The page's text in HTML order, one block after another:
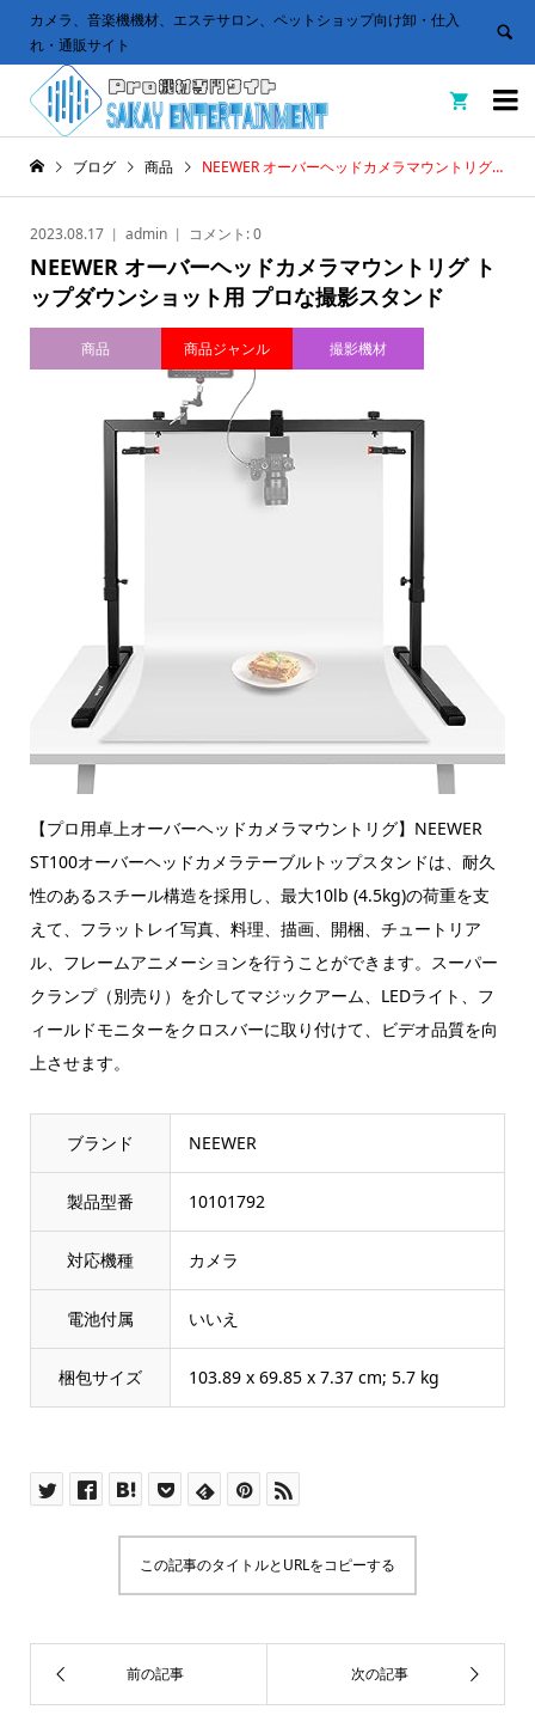
カメラ、音楽機機材、エステサロン、ペットショップ向け卸・仕入
れ・通販サイト


ブログ 商品 NEEWER オーバーヘッドカメラマウントリグ トップダウンショット用 プロな撮影スタンド
2023.08.17 admin コメント:0
NEEWER オーバーヘッドカメラマウントリグ ト
ップダウンショット用 プロな撮影スタンド
商品 商品ジャンル 撮影機材
【プロ用卓上オーバーヘッドカメラマウントリグ】NEEWER
ST100オーバーヘッドカメラテーブルトップスタンドは、耐久
性のあるスチール構造を採用し、最大10lb (4.5kg)の荷重を支
えて、フラットレイ写真、料理、描画、開梱、チュートリア
ル、フレームアニメーションを行うことができます。スーパー
クランプ（別売り）を介してマジックアーム、LEDライト、フ
ィールドモニターをクロスバーに取り付けて、ビデオ品質を向
上させます。
ブランド ‎NEEWER
製品型番 ‎10101792
対応機種 ‎カメラ
電池付属 ‎いいえ
梱包サイズ ‎103.89 x 69.85 x 7.37 cm; 5.7 kg
この記事のタイトルとURLをコピーする